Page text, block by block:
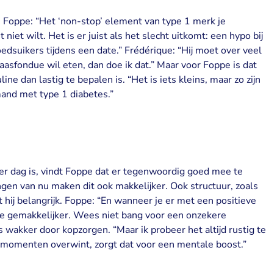
“Het ‘non-stop’ element van type 1 merk je
niet wilt. Het is er juist als het slecht uitkomt: een hypo bij
tijdens een date.” Frédérique: “Hij moet over veel
wil eten, dan doe ik dat.” Maar voor Foppe is dat
dan lastig te bepalen is. “Het is iets kleins, maar zo zijn
met type 1 diabetes.”
dag is, vindt Foppe dat er tegenwoordig goed mee te
van nu maken dit ook makkelijker. Ook structuur, zoals
belangrijk. Foppe: “En wanneer je er met een positieve
gemakkelijker. Wees niet bang voor een onzekere
door kopzorgen. “Maar ik probeer het altijd rustig te
overwint, zorgt dat voor een mentale boost.”